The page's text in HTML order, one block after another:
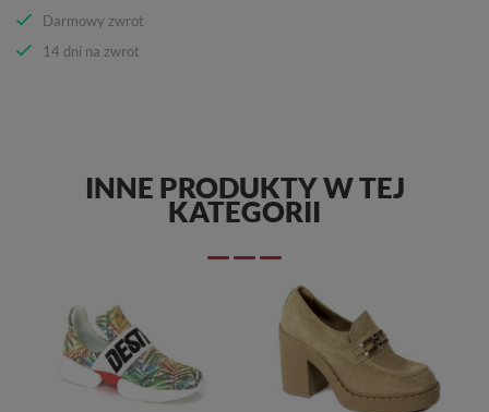
Darmowy zwrot
14 dni na zwrot
INNE PRODUKTY W TEJ
KATEGORII